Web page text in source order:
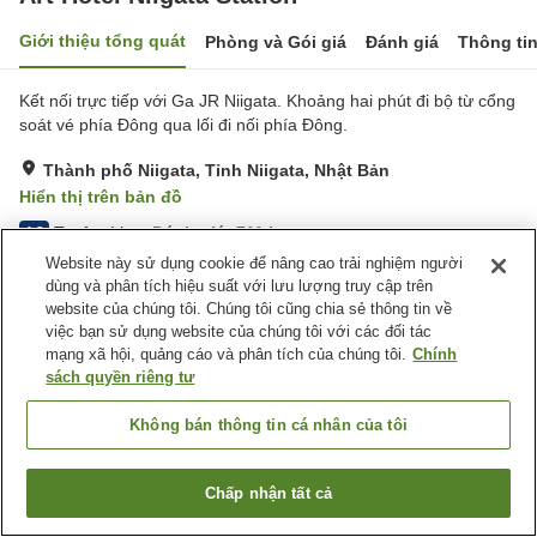
Giới thiệu tổng quát Phòng và Gói giá Đánh giá Thông
Kết nối trực tiếp với Ga JR Niigata. Khoảng hai phút đi bộ từ cổng
soát vé phía Đông qua lối đi nối phía Đông.
Thành phố Niigata, Tỉnh Niigata, Nhật Bản
Hiển thị trên bản đồ
4.3 Tuyệt vời Đánh giá:711lượt
Tiện nghi chỗ nghỉ
Wi-Fi
Máy bán hàng tự động
Phòng họp
Sảnh tiệc
Nhật Bản Tỉnh Niigata
Thành phố Niigata
Art Hotel Niigata Station
Tìm phòng trống
Website này sử dụng cookie để nâng cao trải nghiệm người
dùng và phân tích hiệu suất với lưu lượng truy cập trên
website của chúng tôi. Chúng tôi cũng chia sẻ thông tin về
việc bạn sử dụng website của chúng tôi với các đối tác
mạng xã hội, quảng cáo và phân tích của chúng tôi. Chính
sách quyền riêng tư
Không bán thông tin cá nhân của tôi
Chấp nhận tất cả